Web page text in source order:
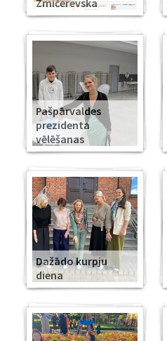
Zmičerevska
Pašpārvaldes
prezidenta
vēlēšanas
Dažādo kurpju
diena